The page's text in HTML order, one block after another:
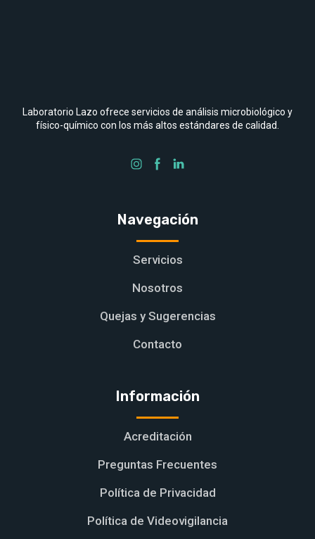
Laboratorio Lazo ofrece servicios de análisis microbiológico y
físico-químico con los más altos estándares de calidad.
Navegación
Servicios
Nosotros
Quejas y Sugerencias
Contacto
Información
Acreditación
Preguntas Frecuentes
Política de Privacidad
Política de Videovigilancia